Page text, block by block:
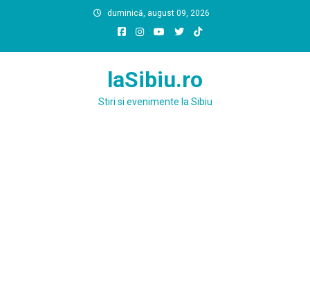
duminică, august 09, 2026
laSibiu.ro
Stiri si evenimente la Sibiu